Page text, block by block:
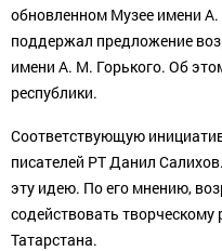
обновленном Музее имени
поддержал предложение
имени А. М. Горького. Об
республики.
Соответствующую
писателей РТ Данил
эту идею. По его мнению,
содействовать
Татарстана.